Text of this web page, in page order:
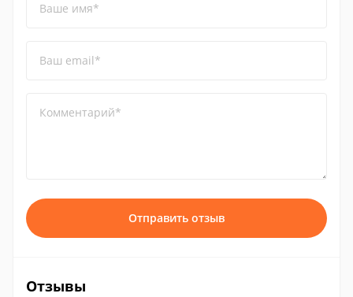
Ваше имя*
Ваш email*
Комментарий*
Отправить отзыв
Отзывы